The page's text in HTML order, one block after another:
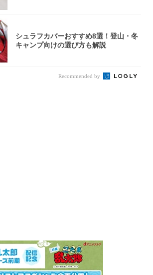
シュラフカバーおすすめ8選！登山・冬
キャンプ向けの選び方も解説
Recommended by